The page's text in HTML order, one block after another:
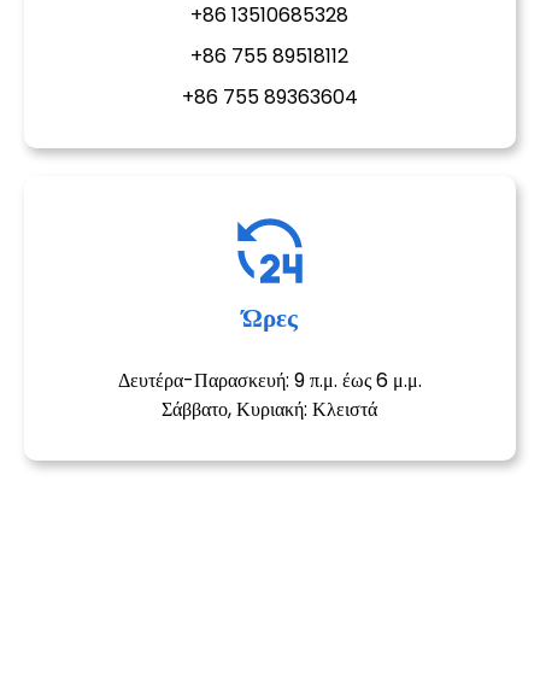
+86 13510685328
+86 755 89518112
+86 755 89363604
Ώρες
Δευτέρα-Παρασκευή: 9 π.μ. έως 6 μ.μ.
Σάββατο, Κυριακή: Κλειστά